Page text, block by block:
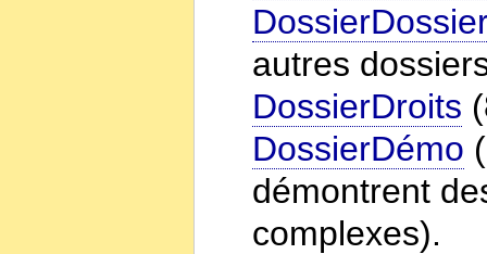
autres
DossierDroits
DossierDémo
démontrent
complexes).